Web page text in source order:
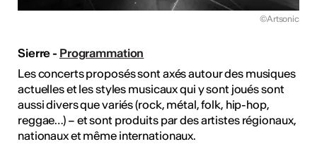
©Artsonic
Sierre - Programmation
Les concerts proposés sont axés autour des musiques
actuelles et les styles musicaux qui y sont joués sont
aussi divers que variés (rock, métal, folk, hip-hop,
reggae…) – et sont produits par des artistes régionaux,
nationaux et même internationaux.